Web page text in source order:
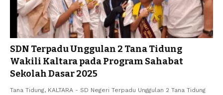
SDN Terpadu Unggulan 2 Tana Tidung
Wakili Kaltara pada Program Sahabat
Sekolah Dasar 2025
Tana Tidung, KALTARA - SD Negeri Terpadu Unggulan 2 Tana Tidung